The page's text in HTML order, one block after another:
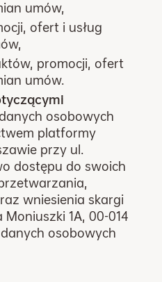
umów,
ofert i usług
promocji, ofert
umów.
osobowych
platformy
przy ul.
dostępu do swoich
wniesienia skargi
1A, 00-014
osobowych